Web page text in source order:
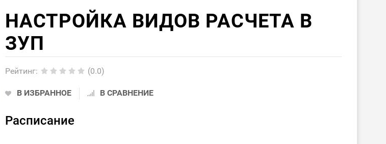
НАСТРОЙКА ВИДОВ РАСЧЕТА В
ЗУП
Рейтинг: (0.0)
В ИЗБРАННОЕ В СРАВНЕНИЕ
Расписание